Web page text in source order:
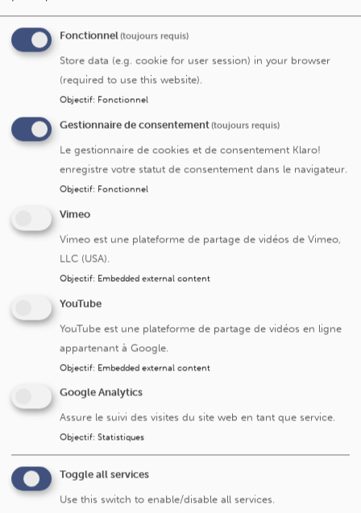
participent à l'inflammation et à l'agression contre
l'articulation. Parce que des molécules différentes sont
exprimées dans des maladies différentes, nous pourrons
probablement, dans le futur, compléter notre diagnostic
clinique par un diagnostic moléculaire. Nous pourrons
peut-être préciser à l'avance quel type de traitement sera
efficace chez un patient en particulier, grâce à
l'identification d'une signature moléculaire prédisant la
réponse à telle ou telle autre molécule.
Dans chacun de nos domaines d'expertise, nous testons
l'efficacité de nouveaux traitements. Cette approche
permet aux patients qui participent à des études cliniques
d'accéder précocement à des molécules innovantes.
Dans des domaines aussi variés que la
, lasclérodermieou l'ostéoporose
possibilité d'offrir au patient un accès privilégié à de
nouveaux médicaments.
Nous avons rédigé des centaines d’articles scientifiques et
participé à de très nombreuses investigations cliniques.
Nous avons bénéficié de nombreux financements (FNRS,
FRSM, Région Wallonne, Plan Marshall, Eurocores, Fonds
pour la Recherche Scientifique en Rhumatologie). Nous
sommes particulièrement heureux de bénéficier du
soutien de laFondation Saint-Luc
Fonctionnel(toujours requis)
Store data (e.g. cookie for user session) in your browser
(required to use this website).
Objectif: Fonctionnel
Gestionnaire de consentement(toujours requis)
Le gestionnaire de cookies et de consentement Klaro!
enregistre votre statut de consentement dans le navigateur.
Objectif: Fonctionnel
Vimeo
Vimeo est une plateforme de partage de vidéos de Vimeo,
LLC (USA).
Objectif: Embedded external content
YouTube
YouTube est une plateforme de partage de vidéos en ligne
appartenant à Google.
Objectif: Embedded external content
Google Analytics
Assure le suivi des visites du site web en tant que service.
Objectif: Statistiques
Toggle all services
Use this switch to enable/disable all services.